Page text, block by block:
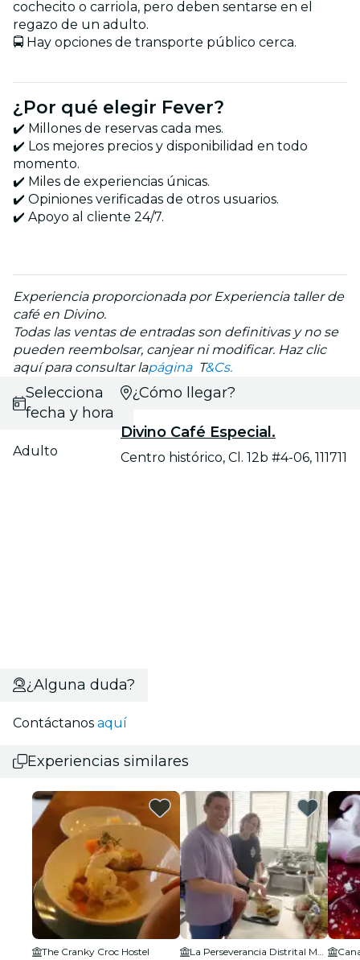
cochecito o carriola, pero deben sentarse en el
regazo de un adulto.
🚍 Hay opciones de transporte público cerca.
¿Por qué elegir Fever?
✔️ Millones de reservas cada mes.
✔️ Los mejores precios y disponibilidad en todo
momento.
✔️ Miles de experiencias únicas.
✔️ Opiniones verificadas de otros usuarios.
✔️ Apoyo al cliente 24/7.
Experiencia proporcionada por Experiencia taller de
café en Divino.
Todas las ventas de entradas son definitivas y no se
pueden reembolsar, canjear ni modificar. Haz clic
aquí para consultar lapágina T&Cs.
Selecciona
fecha y hora
Adulto
¿Cómo llegar?
Divino Café Especial.
Centro histórico, Cl. 12b #4-06, 111711
¿Alguna duda?
Contáctanos aquí
Experiencias similares
The Cranky Croc Hostel